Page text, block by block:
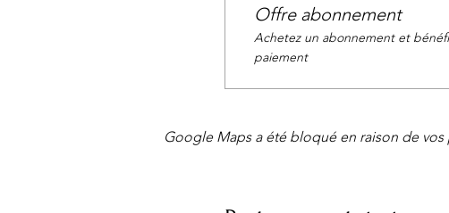
Offre abonnement
Achetez un abonnement et
paiement
Google Maps a été bloqué en raison de